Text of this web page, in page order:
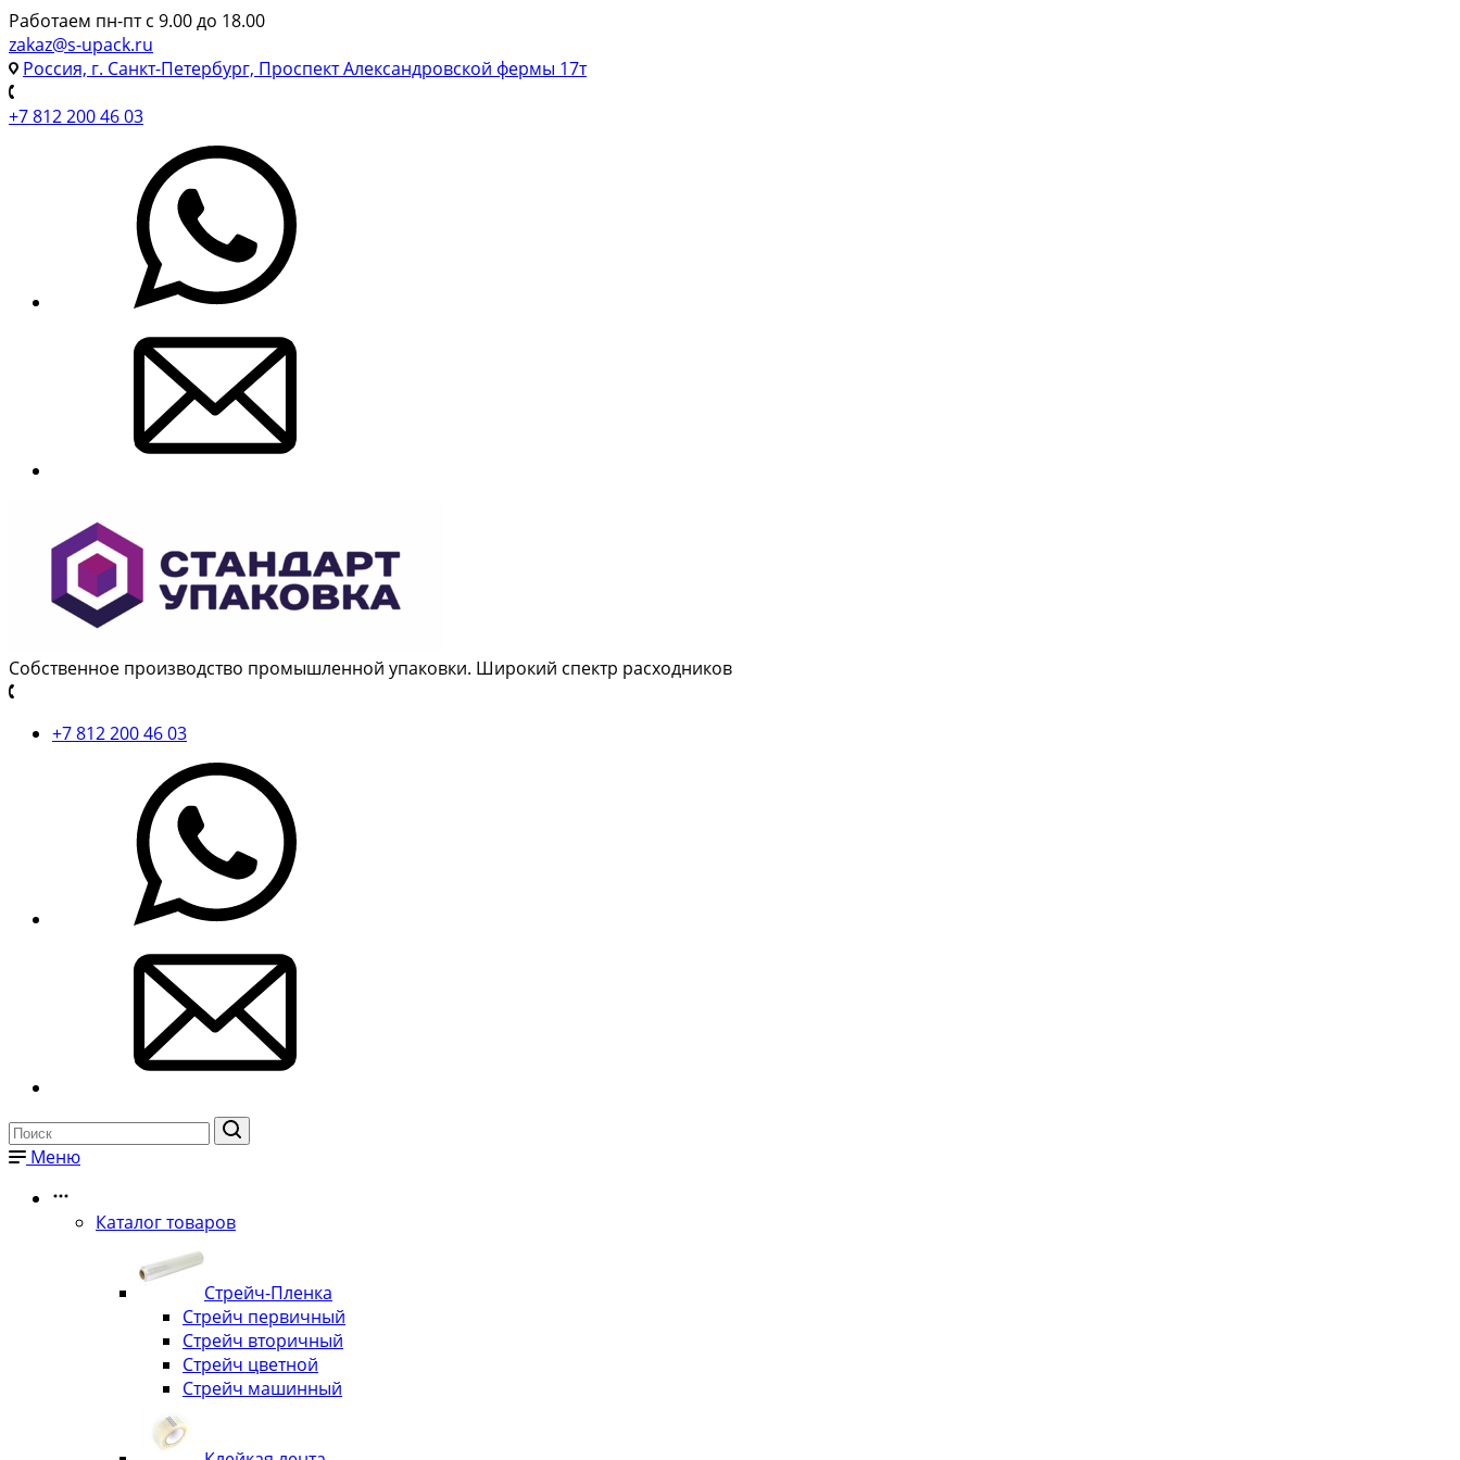
Работаем пн-пт с 9.00 до 18.00
zakaz@s-upack.ru
Россия, г. Санкт-Петербург, Проспект Александровской фермы 17т
+7 812 200 46 03
Собственное производство промышленной упаковки. Широкий спектр расходников
+7 812 200 46 03
Меню
Каталог товаров
Стрейч-Пленка
Стрейч первичный
Стрейч вторичный
Стрейч цветной
Стрейч машинный